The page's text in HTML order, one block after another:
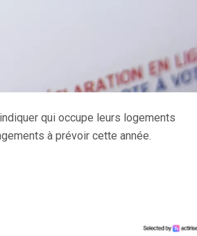
qui occupe leurs logements
à prévoir cette année.